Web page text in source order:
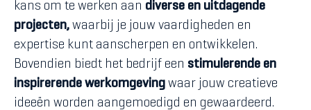
kans om te werken aan diverse en uitdagende
projecten, waarbij je jouw vaardigheden en
expertise kunt aanscherpen en ontwikkelen.
Bovendien biedt het bedrijf een stimulerende en
inspirerende werkomgeving waar jouw creatieve
ideeën worden aangemoedigd en gewaardeerd.